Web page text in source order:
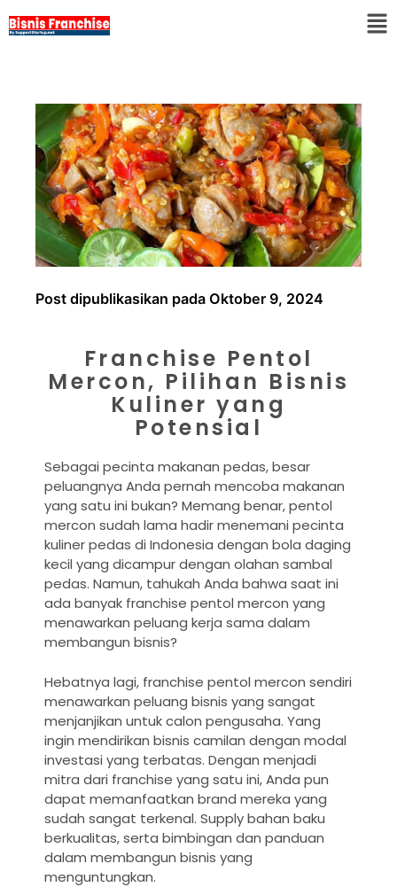
Post dipublikasikan pada Oktober 9, 2024
Franchise Pentol
Mercon, Pilihan Bisnis
Kuliner yang
Potensial
Sebagai pecinta makanan pedas, besar
peluangnya Anda pernah mencoba makanan
yang satu ini bukan? Memang benar, pentol
mercon sudah lama hadir menemani pecinta
kuliner pedas di Indonesia dengan bola daging
kecil yang dicampur dengan olahan sambal
pedas. Namun, tahukah Anda bahwa saat ini
ada banyak franchise pentol mercon yang
menawarkan peluang kerja sama dalam
membangun bisnis?
Hebatnya lagi, franchise pentol mercon sendiri
menawarkan peluang bisnis yang sangat
menjanjikan untuk calon pengusaha. Yang
ingin mendirikan bisnis camilan dengan modal
investasi yang terbatas. Dengan menjadi
mitra dari franchise yang satu ini, Anda pun
dapat memanfaatkan brand mereka yang
sudah sangat terkenal. Supply bahan baku
berkualitas, serta bimbingan dan panduan
dalam membangun bisnis yang
menguntungkan.